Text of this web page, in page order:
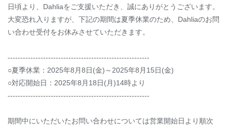
日頃より、Dahliaをご支援いただき、誠にありがとうございます。
大変恐れ入りますが、下記の期間は夏季休業のため、Dahliaのお問
い合わせ受付をお休みさせていただきます。
--------------------------------------------------------
○夏季休業：2025年8月8日(金)～2025年8月15日(金)
○対応開始日：2025年8月18日(月)14時より
--------------------------------------------------------
期間中にいただいたお問い合わせについては営業開始日より順次